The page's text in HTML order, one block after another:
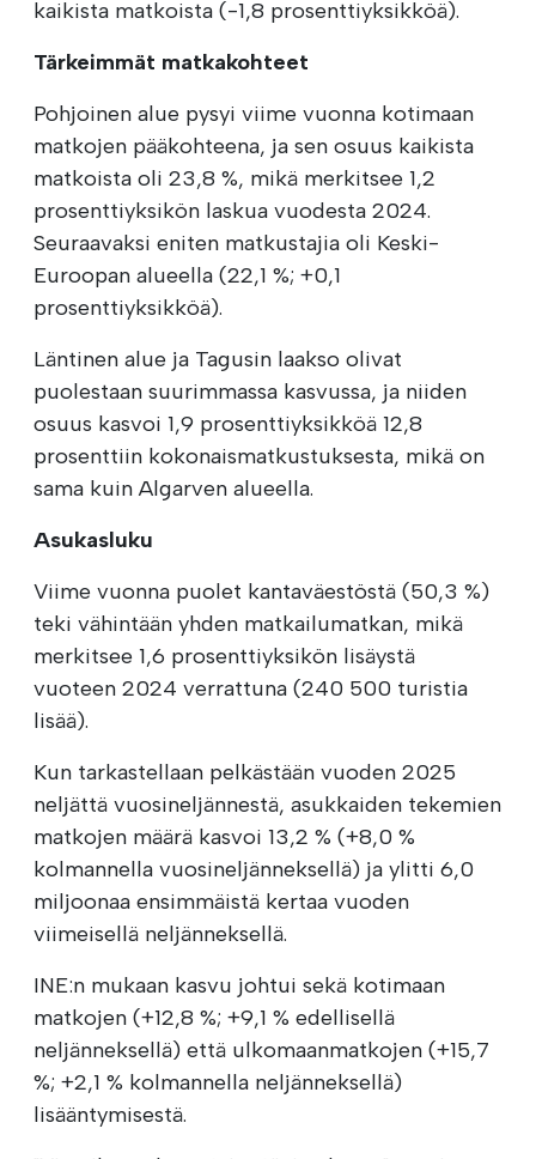
kaikista matkoista (-1,8 prosenttiyksikköä).
Tärkeimmät matkakohteet
Pohjoinen alue pysyi viime vuonna kotimaan
matkojen pääkohteena, ja sen osuus kaikista
matkoista oli 23,8 %, mikä merkitsee 1,2
prosenttiyksikön laskua vuodesta 2024.
Seuraavaksi eniten matkustajia oli Keski-
Euroopan alueella (22,1 %; +0,1
prosenttiyksikköä).
Läntinen alue ja Tagusin laakso olivat
puolestaan suurimmassa kasvussa, ja niiden
osuus kasvoi 1,9 prosenttiyksikköä 12,8
prosenttiin kokonaismatkustuksesta, mikä on
sama kuin Algarven alueella.
Asukasluku
Viime vuonna puolet kantaväestöstä (50,3 %)
teki vähintään yhden matkailumatkan, mikä
merkitsee 1,6 prosenttiyksikön lisäystä
vuoteen 2024 verrattuna (240 500 turistia
lisää).
Kun tarkastellaan pelkästään vuoden 2025
neljättä vuosineljännestä, asukkaiden tekemien
matkojen määrä kasvoi 13,2 % (+8,0 %
kolmannella vuosineljänneksellä) ja ylitti 6,0
miljoonaa ensimmäistä kertaa vuoden
viimeisellä neljänneksellä.
INE:n mukaan kasvu johtui sekä kotimaan
matkojen (+12,8 %; +9,1 % edellisellä
neljänneksellä) että ulkomaanmatkojen (+15,7
%; +2,1 % kolmannella neljänneksellä)
lisääntymisestä.